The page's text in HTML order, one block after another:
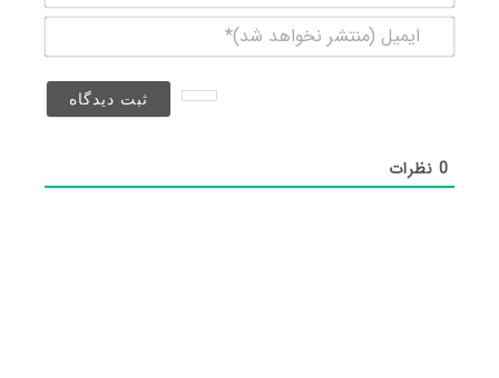
(منتشر
0نظرات